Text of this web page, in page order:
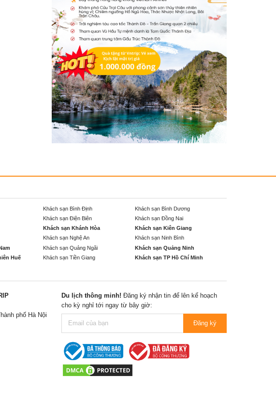
Khách sạn Bình Định
Khách sạn Bình Dương
Khách sạn Điện Biên
Khách sạn Đồng Nai
Khách sạn Khánh Hòa
Khách sạn Kiên Giang
Khách sạn Nghệ An
Khách sạn Ninh Bình
Khách sạn Quảng Ngãi
Khách sạn Quảng Ninh
Huế Khách sạn Tiền Giang
Khách sạn TP Hồ Chí Minh
phố Hà Nội
Du lịch thông minh! Đăng ký nhận tin để lên kế hoạch
cho kỳ nghỉ tới ngay từ bây giờ:
Đăng ký